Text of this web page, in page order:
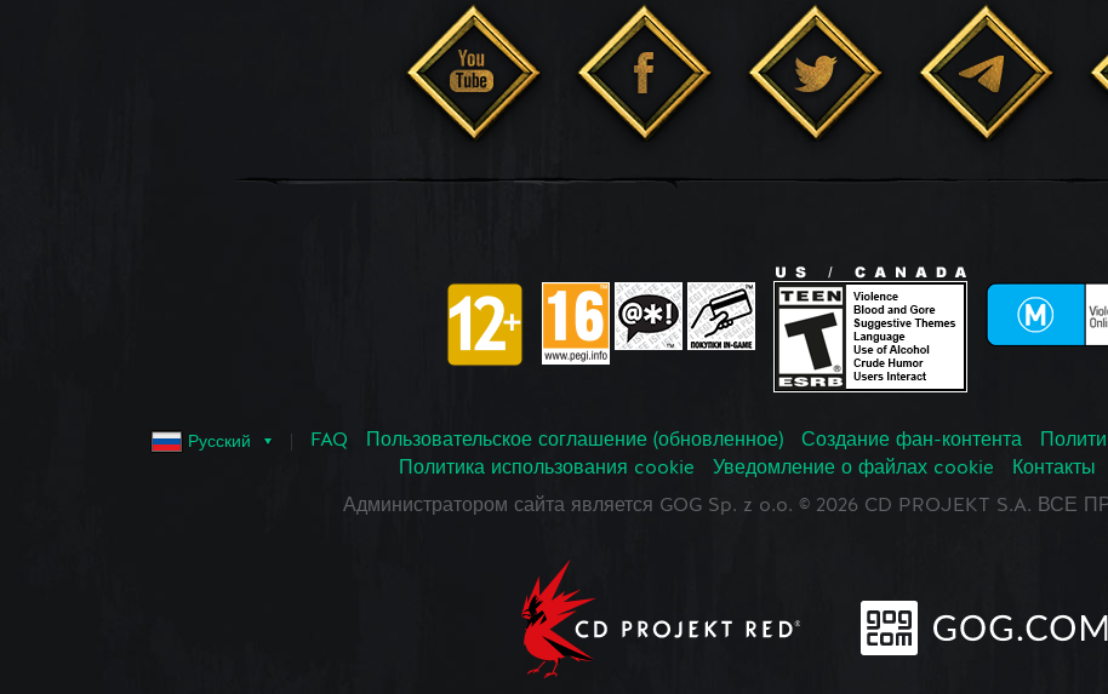
Русский FAQ Пользовательское соглашение (обновленное) Создание фан-контента
Политика использования cookie
Уведомление о файлах cookie Контакты
Администратором сайта является GOG Sp. z o.o. © 2026 CD PROJEKT S.A.